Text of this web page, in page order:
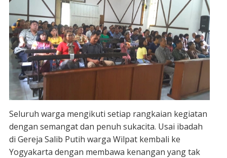
Seluruh warga mengikuti setiap rangkaian kegiatan
dengan semangat dan penuh sukacita. Usai ibadah
di Gereja Salib Putih warga Wilpat kembali ke
Yogyakarta dengan membawa kenangan yang tak